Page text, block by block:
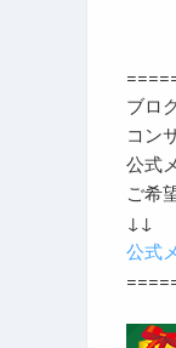
ブロ
コン
公式
ご希
↓↓
公式